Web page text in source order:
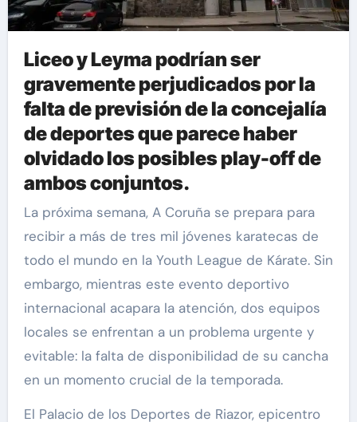
Liceo y Leyma podrían ser
gravemente perjudicados por la
falta de previsión de la concejalía
de deportes que parece haber
olvidado los posibles play-off de
ambos conjuntos.
La próxima semana, A Coruña se prepara para
recibir a más de tres mil jóvenes karatecas de
todo el mundo en la Youth League de Kárate. Sin
embargo, mientras este evento deportivo
internacional acapara la atención, dos equipos
locales se enfrentan a un problema urgente y
evitable: la falta de disponibilidad de su cancha
en un momento crucial de la temporada.
El Palacio de los Deportes de Riazor, epicentro